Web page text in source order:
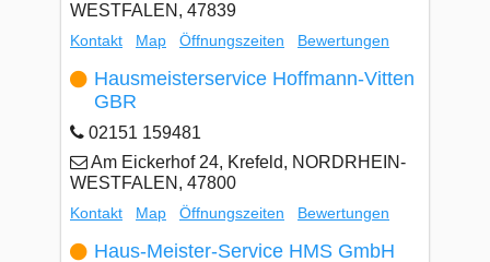
WESTFALEN, 47839
Kontakt Map Öffnungszeiten Bewertungen
Hausmeisterservice Hoffmann-Vitten
GBR
02151 159481
Am Eickerhof 24, Krefeld, NORDRHEIN-
WESTFALEN, 47800
Kontakt Map Öffnungszeiten Bewertungen
Haus-Meister-Service HMS GmbH